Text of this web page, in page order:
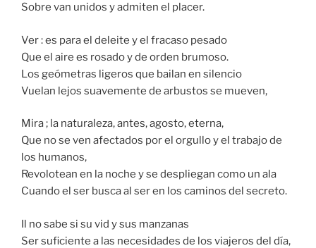
Sobre van unidos y admiten el placer.
Ver : es para el deleite y el fracaso pesado
Que el aire es rosado y de orden brumoso.
Los geómetras ligeros que bailan en silencio
Vuelan lejos suavemente de arbustos se mueven,
Mira ; la naturaleza, antes, agosto, eterna,
Que no se ven afectados por el orgullo y el trabajo de
los humanos,
Revolotean en la noche y se despliegan como un ala
Cuando el ser busca al ser en los caminos del secreto.
Il no sabe si su vid y sus manzanas
Ser suficiente a las necesidades de los viajeros del día,